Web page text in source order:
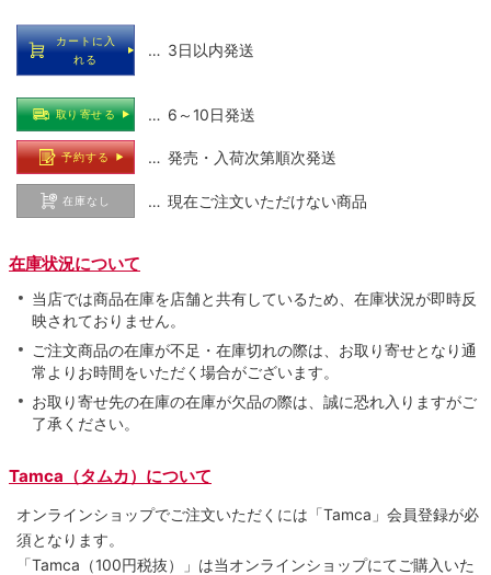
カートに入
れる
… 3日以内発送
取り寄せる … 6～10日発送
予約する … 発売・入荷次第順次発送
在庫なし … 現在ご注文いただけない商品
在庫状況について
当店では商品在庫を店舗と共有しているため、在庫状況が即時反
映されておりません。
ご注文商品の在庫が不足・在庫切れの際は、お取り寄せとなり通
常よりお時間をいただく場合がございます。
お取り寄せ先の在庫の在庫が欠品の際は、誠に恐れ入りますがご
了承ください。
Tamca（タムカ）について
オンラインショップでご注⽂いただくには「Tamca」会員登録が必
須となります。
「Tamca （100円税抜）
」は当オンラインショップにてご購⼊いた